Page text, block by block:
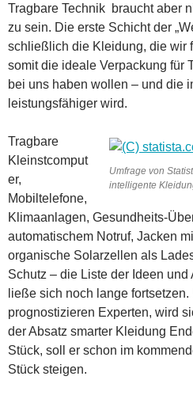
Tragbare Technik braucht aber
zu sein. Die erste Schicht der
schließlich die Kleidung, die wir
somit die ideale Verpackung für
bei uns haben wollen – und die
leistungsfähiger wird.
Umfrage von
intelligente
Tragbare
Kleinstcomput
er,
Mobiltelefone,
Klimaanlagen, Gesundheits-
automatischem Notruf, Jacken
organische Solarzellen als
Schutz – die Liste der Ideen
ließe sich noch lange
prognostizieren Experten, wird
der Absatz smarter Kleidung
Stück, soll er schon im
Stück steigen.